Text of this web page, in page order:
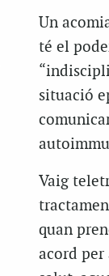
Un
té el
situació
Vaig
quan
acord